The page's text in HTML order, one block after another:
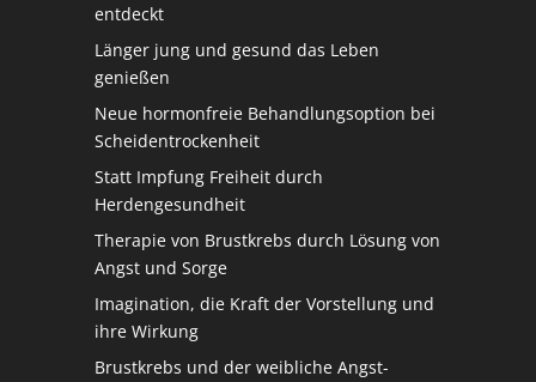
entdeckt
Länger jung und gesund das Leben
genießen
Neue hormonfreie Behandlungsoption bei
Scheidentrockenheit
Statt Impfung Freiheit durch
Herdengesundheit
Therapie von Brustkrebs durch Lösung von
Angst und Sorge
Imagination, die Kraft der Vorstellung und
ihre Wirkung
Brustkrebs und der weibliche Angst-